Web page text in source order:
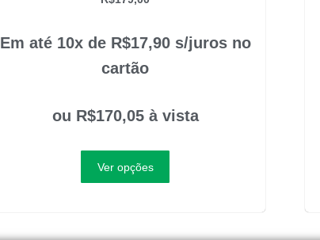
Em até 10x de R$17,90 s/juros no
cartão
ou R$170,05 à vista
Ver opções